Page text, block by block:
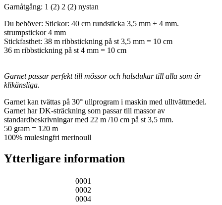
Garnåtgång: 1 (2) 2 (2) nystan
Du behöver: Stickor: 40 cm rundsticka 3,5 mm + 4 mm.
strumpstickor 4 mm
Stickfasthet: 38 m ribbstickning på st 3,5 mm = 10 cm
36 m ribbstickning på st 4 mm = 10 cm
Garnet passar perfekt till mössor och halsdukar till alla som är
klikänsliga.
Garnet kan tvättas på 30° ullprogram i maskin med ulltvättmedel.
Garnet har DK-sträckning som passar till massor av
standardbeskrivningar med 22 m /10 cm på st 3,5 mm.
50 gram = 120 m
100% mulesingfri merinoull
Ytterligare information
0001
0002
0004